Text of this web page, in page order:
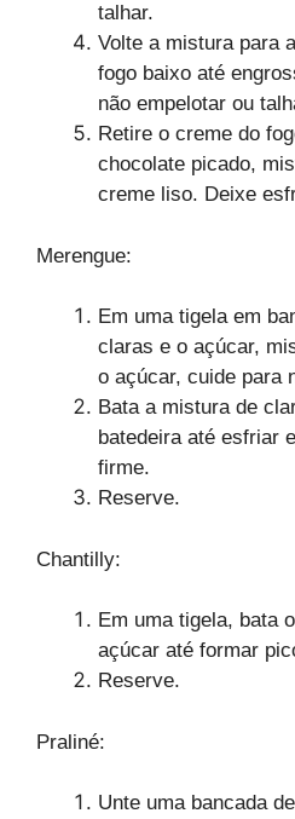
talhar.
Volte a mistura para
fogo baixo até
não empelotar ou
Retire o creme do
chocolate picado,
creme liso. Deixe
Merengue:
Em uma tigela em
claras e o açúcar,
o açúcar, cuide para
Bata a mistura de
batedeira até esfriar
firme.
Reserve.
Chantilly:
Em uma tigela, bata
açúcar até formar
Reserve.
Praliné:
Unte uma bancada